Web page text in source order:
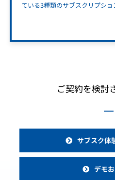
ている3種類のサブスクリプショ
ご契約を検討
サブスク体
デモ